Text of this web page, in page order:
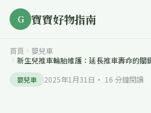
G 寶寶好物指南
首頁
嬰兒車
新生兒推車輪胎維護：延長推車壽命的關
嬰兒車 2025年1月31日 · 16 分鐘閱讀